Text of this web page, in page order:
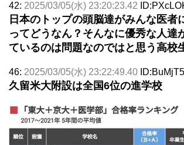
42: 2025/03/05(水) 23:20:23.42
日本のトップの頭脳達がみんな医者
ってどうなん？そんなに優秀な人達
ているのは問題なのではと思う高校
46: 2025/03/05(水) 23:22:49.40
久留米大附設は全国6位の進学校